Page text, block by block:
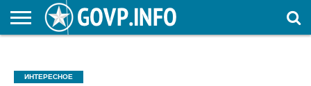
ОБРАЗОВАНИЕ
ИНТЕРЕСНОЕ